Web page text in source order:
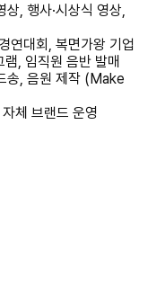
, 행사·시상식 영상,
연대회, 복면가왕 기업
램, 임직원 음반 발매
송, 음원 제작 (Make
체 브랜드 운영